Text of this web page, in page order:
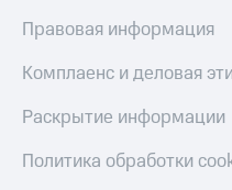
Правовая информация
Комплаенс и деловая
Раскрытие информации
Политика обработки